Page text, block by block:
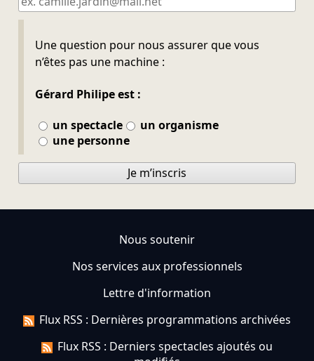
Une question pour nous assurer que vous
n’êtes pas une machine :
Gérard Philipe est :
un spectacle
un organisme
une personne
Ne pas remplir
Je m’inscris
Nous soutenir
Nos services aux professionnels
Lettre d'information
Flux RSS : Dernières programmations archivées
Flux RSS : Derniers spectacles ajoutés ou